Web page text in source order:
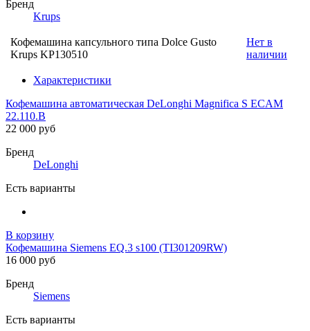
Бренд
Krups
Кофемашина капсульного типа Dolce Gusto
Krups KP130510
Нет в
наличии
Характеристики
Кофемашина автоматическая DeLonghi Magnifica S ECAM
22.110.B
22 000 руб
Бренд
DeLonghi
Есть варианты
В корзину
Кофемашина Siemens EQ.3 s100 (TI301209RW)
16 000 руб
Бренд
Siemens
Есть варианты